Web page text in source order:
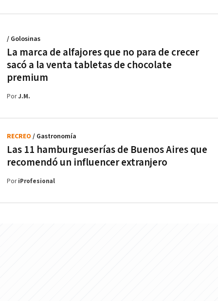
La marca de alfajores que no para de crecer
sacó a la venta tabletas de chocolate
premium
/ Golosinas
PorJ.M.
Las 11 hamburgueserías de Buenos Aires que
recomendó un influencer extranjero
RECREO / Gastronomía
PoriProfesional